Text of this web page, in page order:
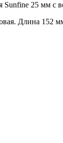
Sunfine 25 мм с
Длина 152